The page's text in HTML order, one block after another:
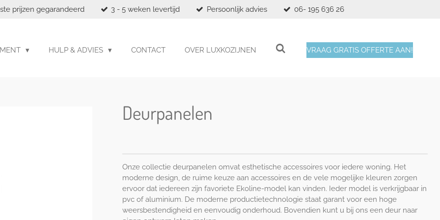
prijzen gegarandeerd 3 - 5 weken levertijd Persoonlijk advies 06- 195 636 26
HULP & ADVIES CONTACT OVER LUXKOZIJNEN VRAAG GRATIS OFFERTE AAN!
Deurpanelen
Onze collectie deurpanelen omvat esthetische accessoires voor iedere woning. Het
moderne design, de ruime keuze aan accessoires en de vele mogelijke kleuren zorgen
ervoor dat iedereen zijn favoriete Ekoline-model kan vinden. Ieder model is verkrijgbaar in
pvc of aluminium. De moderne productietechnologie staat garant voor een hoge
weersbestendigheid en eenvoudig onderhoud. Bovendien kunt u bij ons een deur naar